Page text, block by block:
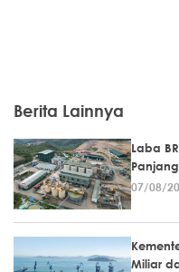
Berita Lainnya
Laba
07/08/
Miliar